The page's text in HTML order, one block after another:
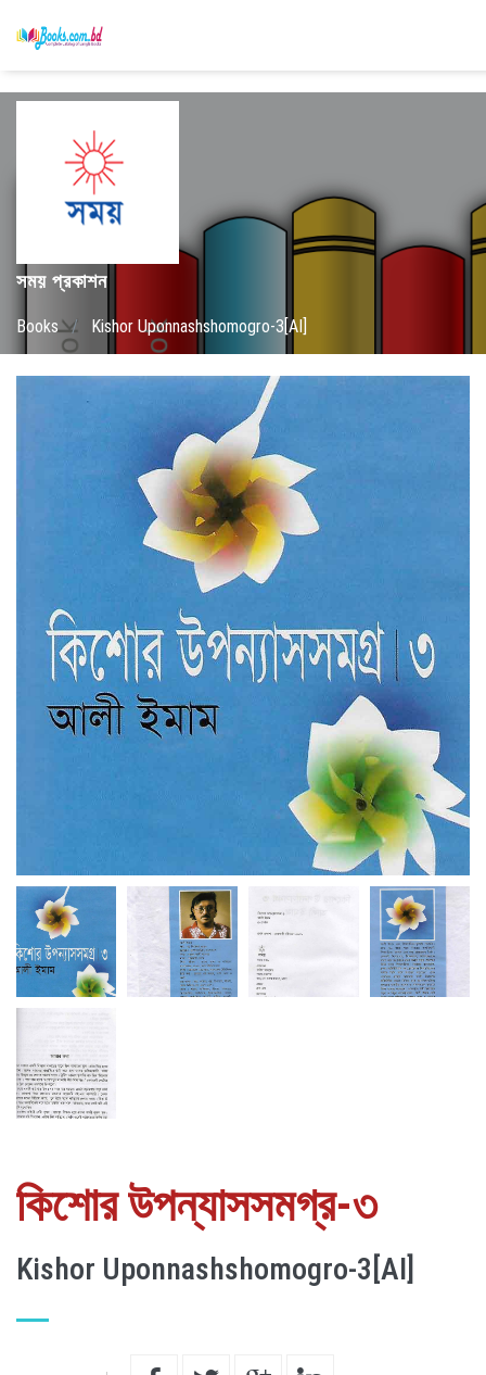
সময় প্রকাশন
Books / Kishor Uponnashshomogro-3[AI]
কিশোর উপন্যাসসমগ্র-৩
Kishor Uponnashshomogro-3[AI]